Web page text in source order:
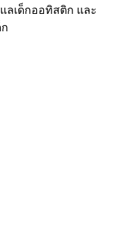
ลเด็กออทิสติก และ